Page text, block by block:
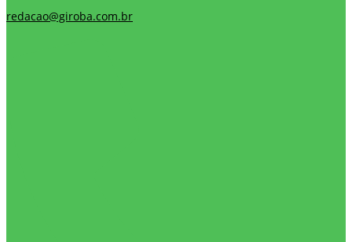
redacao@giroba.com.br